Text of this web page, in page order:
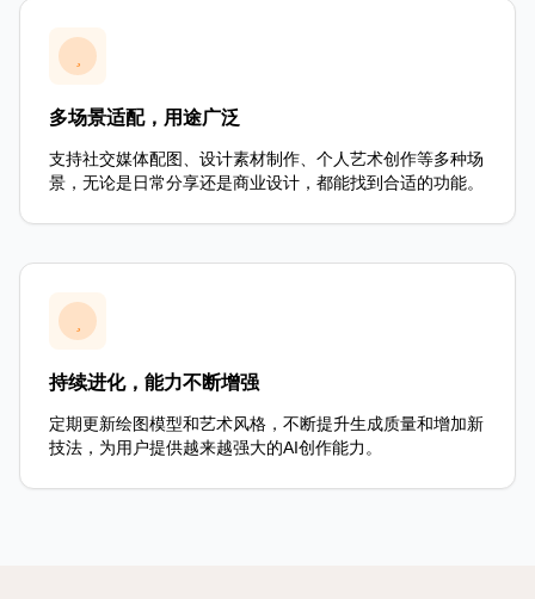
多场景适配，用途广泛
支持社交媒体配图、设计素材制作、个人艺术创作等多种场
景，无论是日常分享还是商业设计，都能找到合适的功能。
持续进化，能力不断增强
定期更新绘图模型和艺术风格，不断提升生成质量和增加新
技法，为用户提供越来越强大的AI创作能力。